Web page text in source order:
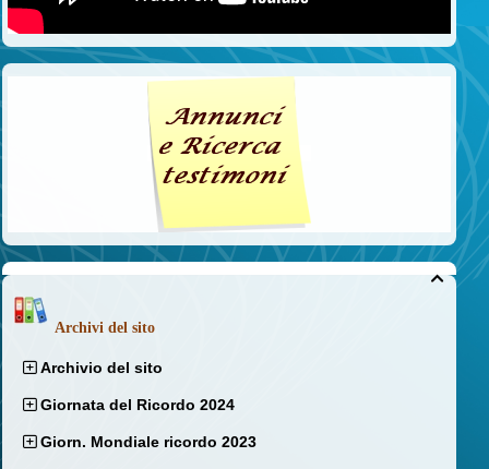

Archivi del sito
Archivio del sito
Giornata del Ricordo 2024
Giorn. Mondiale ricordo 2023